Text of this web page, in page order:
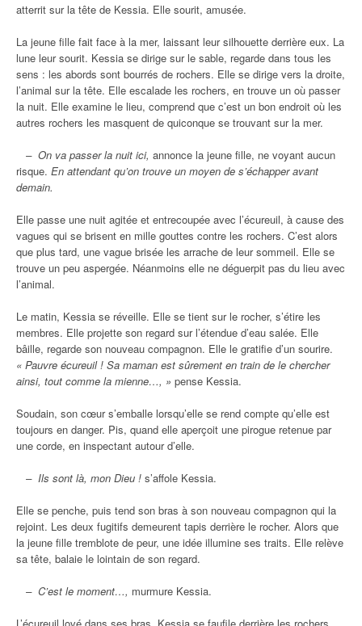
atterrit sur la tête de Kessia. Elle sourit, amusée.
La jeune fille fait face à la mer, laissant leur silhouette derrière eux. La
lune leur sourit. Kessia se dirige sur le sable, regarde dans tous les
sens : les abords sont bourrés de rochers. Elle se dirige vers la droite,
l’animal sur la tête. Elle escalade les rochers, en trouve un où passer
la nuit. Elle examine le lieu, comprend que c’est un bon endroit où les
autres rochers les masquent de quiconque se trouvant sur la mer.
– On va passer la nuit ici, annonce la jeune fille, ne voyant aucun
risque. En attendant qu’on trouve un moyen de s’échapper avant
demain.
Elle passe une nuit agitée et entrecoupée avec l’écureuil, à cause des
vagues qui se brisent en mille gouttes contre les rochers. C’est alors
que plus tard, une vague brisée les arrache de leur sommeil. Elle se
trouve un peu aspergée. Néanmoins elle ne déguerpit pas du lieu avec
l’animal.
Le matin, Kessia se réveille. Elle se tient sur le rocher, s’étire les
membres. Elle projette son regard sur l’étendue d’eau salée. Elle
bâille, regarde son nouveau compagnon. Elle le gratifie d’un sourire.
« Pauvre écureuil ! Sa maman est sûrement en train de le chercher
ainsi, tout comme la mienne…, » pense Kessia.
Soudain, son cœur s’emballe lorsqu’elle se rend compte qu’elle est
toujours en danger. Pis, quand elle aperçoit une pirogue retenue par
une corde, en inspectant autour d’elle.
– Ils sont là, mon Dieu ! s’affole Kessia.
Elle se penche, puis tend son bras à son nouveau compagnon qui la
rejoint. Les deux fugitifs demeurent tapis derrière le rocher. Alors que
la jeune fille tremblote de peur, une idée illumine ses traits. Elle relève
sa tête, balaie le lointain de son regard.
– C’est le moment…, murmure Kessia.